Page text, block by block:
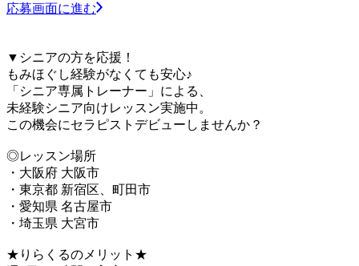
応募画面に進む
▼シニアの方を応援！
もみほぐし経験がなくても安心♪
「シニア専属トレーナー」による、
未経験シニア向けレッスン実施中。
この機会にセラピストデビューしませんか？
◎レッスン場所
・大阪府 大阪市
・東京都 新宿区、町田市
・愛知県 名古屋市
・埼玉県 大宮市
★りらくるのメリット★